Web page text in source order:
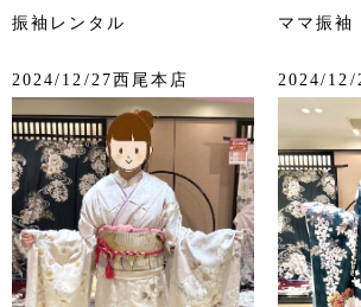
振袖レンタル
ママ振袖
2024/12/27西尾本店 2024/12/